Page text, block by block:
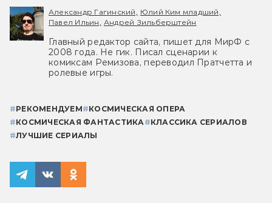
Александр Гагинский, Юлий Ким младший,
Павел Ильин, Андрей Зильберштейн
Главный редактор сайта, пишет для МирФ с
2008 года. Не гик. Писал сценарии к
комиксам Ремизова, переводил Пратчетта и
ролевые игры.
#РЕКОМЕНДУЕМ#КОСМИЧЕСКАЯ ОПЕРА
#КОСМИЧЕСКАЯ ФАНТАСТИКА#КЛАССИКА СЕРИАЛОВ
#ЛУЧШИЕ СЕРИАЛЫ